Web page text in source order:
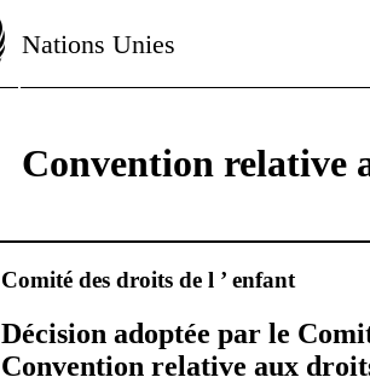
Nations Unies
Convention relative
Comité des droits de l ’ enfant
Décision adoptée par le
Convention relative aux